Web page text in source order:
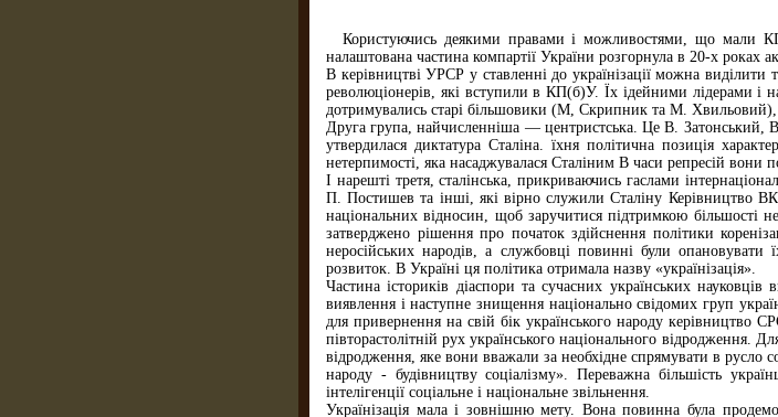
Користуючись деякими правами і можливостями, що мали
налаштована частина компартії України розгорнула в 20-х роках
В керівництві УРСР у ставленні до українізації можна виділити
революціонерів, які вступили в КП(б)У. Їх ідейними лідерами
дотримувались старі більшовики (М, Скрипник та М. Хвильовий),
Друга група, найчисленніша — центристська. Це В. Затонський,
утвердилася диктатура Сталіна. їхня політична позиція
нетерпимості, яка насаджувалася Сталіним В часи репресій вони
І нарешті третя, сталінська, прикриваючись гаслами
П. Постишев та інші, які вірно служили Сталіну Керівництво
національних відносин, щоб заручитися підтримкою більшості
затверджено рішення про початок здійснення політики
неросійських народів, а службовці повинні були
розвиток. В Україні ця політика отримала назву «українізація».
Частина істориків діаспори та сучасних українських
виявлення і наступне знищення національно свідомих груп
для привернення на свій бік українського народу керівництво
півторастолітній рух українського національного відродження.
відродження, яке вони вважали за необхідне спрямувати в русло
народу - будівництву соціалізму». Переважна більшість
інтелігенції соціальне і національне звільнення.
Українізація мала і зовнішню мету. Вона повинна була